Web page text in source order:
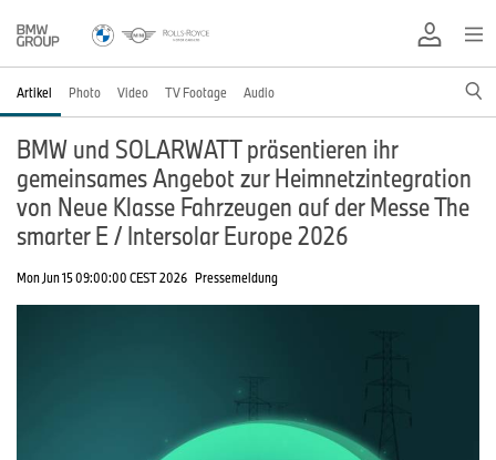
Artikel Photo Video TV Footage Audio
BMW und SOLARWATT präsentieren ihr
gemeinsames Angebot zur Heimnetzintegration
von Neue Klasse Fahrzeugen auf der Messe The
smarter E / Intersolar Europe 2026
Mon Jun 15 09:00:00 CEST 2026 Pressemeldung